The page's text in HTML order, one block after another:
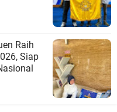
Raih
Siap